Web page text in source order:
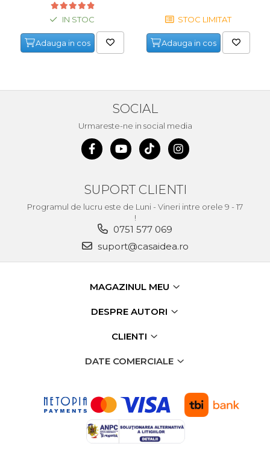
IN STOC
Adauga in cos
STOC LIMITAT
Adauga in cos
SOCIAL
Urmareste-ne in social media
SUPORT CLIENTI
Programul de lucru este de Luni - Vineri intre orele 9 - 17
!
0751 577 069
suport@casaidea.ro
MAGAZINUL MEU
DESPRE AUTORI
CLIENTI
DATE COMERCIALE